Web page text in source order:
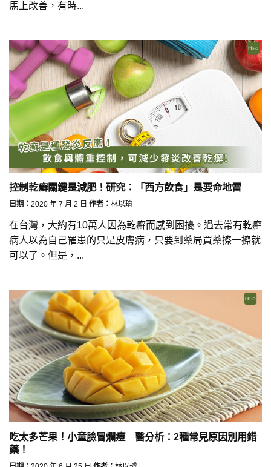
馬上改善，有時...
控制乾癬關鍵是減肥！研究：「西方飲食」是要命地雷
日期： 2020 年 7 月 2 日 作者： 林以璿
在台灣，大約有10萬人因為乾癬而感到困擾。過去常有乾癬
病人以為自己罹患的只是皮膚病，只要到藥局買藥擦一擦就
可以了。但是，...
吃太多芒果！小童臉冒爛痘 醫分析：2種常見原因別用錯
藥！